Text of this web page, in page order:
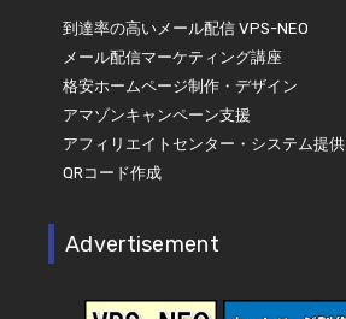
到達率の高いメール配信 VPS-NEO
メール配信マーケティング講座
格安ホームページ制作・デザイン
アマゾンキャンペーン支援
アフィリエイトセンター・システム提供
QRコード作成
Advertisement